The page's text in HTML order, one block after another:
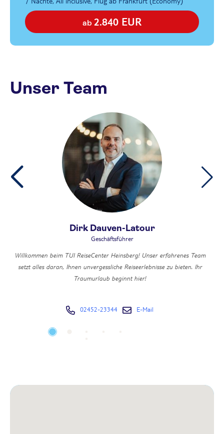
ab 2.840 EUR
Unser Team
Dirk Dauven-Latour
Geschäftsführer
Willkommen beim TUI ReiseCenter Heinsberg! Unser erfahrenes Team
setzt alles daran, Ihnen unvergessliche Reiseerlebnisse zu bieten. Ihr
Traumurlaub beginnt hier!
02452-23344 E-Mail